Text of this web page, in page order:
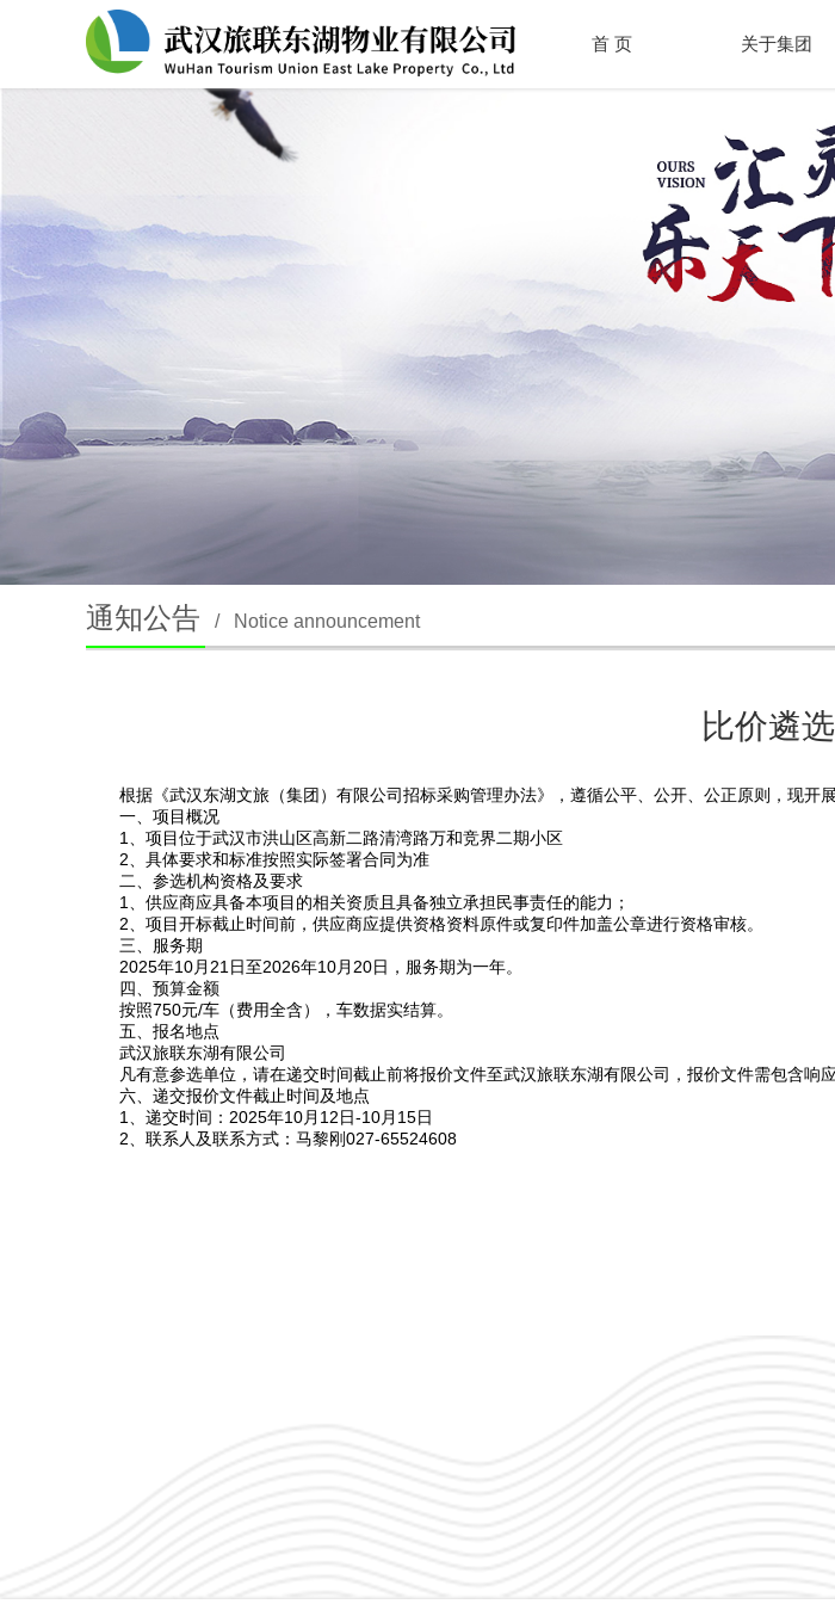
首 页 关于集团
通知公告 / Notice announcement
比价遴
根据 《武汉东湖文旅（集团）有限公司招标采购管理办法》
，遵循公平、公开、公正原则，现开
一、项目概况
1、项目位于武汉市洪山区高新二路清湾路万和竞界二期小区
2、具体要求和标准按照实际签署合同为准
二、参选机构资格及要求
1、供应商应具备本项目的相关资质且具备独立承担民事责任的能力；
2、项目开标截止时间前，供应商应提供资格资料原件或复印件加盖公章进行资格审核。
三、服务期
2025年10月21日至2026年10月20日，服务期为一年。
四、预算金额
按照750元/车（费用全含），车数据实结算。
五、报名地点
武汉旅联东湖有限公司
凡有意参选单位，请在递交时间截止前将报价文件至武汉旅联东湖有限公司，报价文件需包含响
六、递交报价文件截止时间及地点
1、递交时间：2025年10月12日-10月15日
2、联系人及联系方式：马黎刚027-65524608